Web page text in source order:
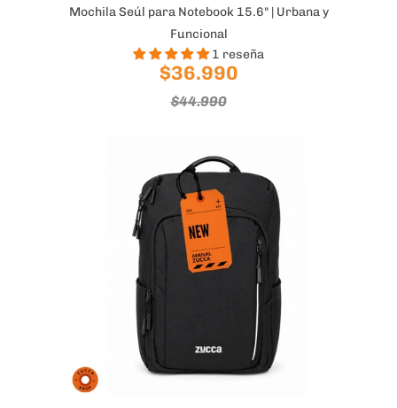
Mochila Seúl para Notebook 15.6" | Urbana y
Funcional
1 reseña
$36.990
$44.990